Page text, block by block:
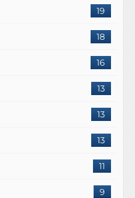
19
18
16
13
13
13
11
9